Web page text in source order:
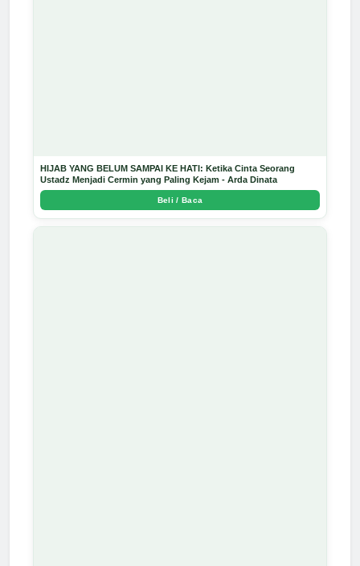
HIJAB YANG BELUM SAMPAI KE HATI: Ketika Cinta Seorang
Ustadz Menjadi Cermin yang Paling Kejam - Arda Dinata
Beli / Baca